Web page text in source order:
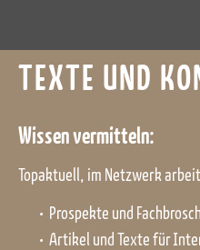
Topaktuell, im Netzwerk
Wissen vermitteln:
Prospekte und
Artikel und Texte für
TEXTE UND